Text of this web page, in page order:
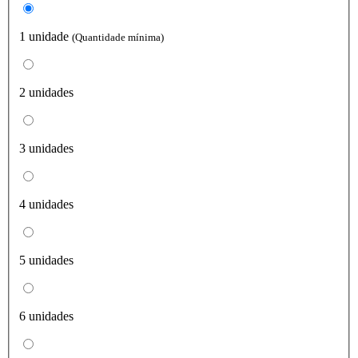
1 unidade (Quantidade mínima)
2 unidades
3 unidades
4 unidades
5 unidades
6 unidades